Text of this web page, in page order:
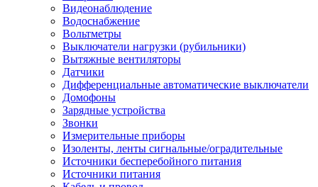
Видеонаблюдение
Водоснабжение
Вольтметры
Выключатели нагрузки (рубильники)
Вытяжные вентиляторы
Датчики
Дифференциальные автоматические выключатели
Домофоны
Зарядные устройства
Звонки
Измерительные приборы
Изоленты, ленты сигнальные/оградительные
Источники бесперебойного питания
Источники питания